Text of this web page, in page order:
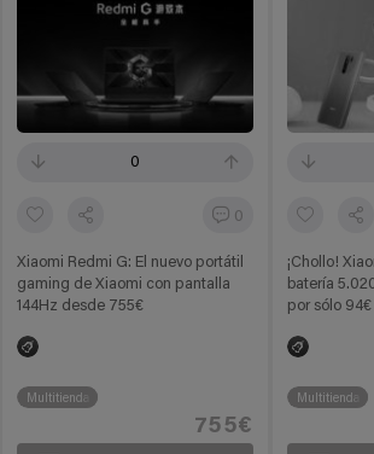
0
0
Xiaomi Redmi G: El nuevo portátil
gaming de Xiaomi con pantalla
144Hz desde 755€
Multitienda
755€
¡Chollo!
batería
por sólo
Multitienda